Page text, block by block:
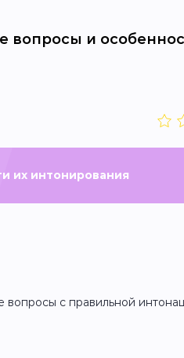
вопросы и
их интонирования
вопросы с правильной